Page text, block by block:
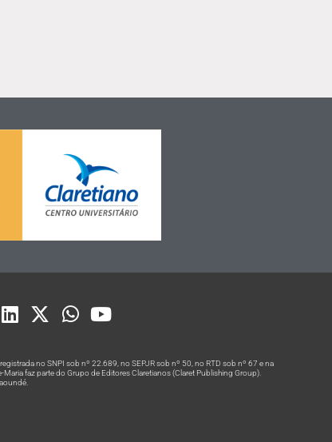
no SNPI sob nº 22.689, no SEPJR sob nº 50, no RTD sob nº 67 e na
faz parte do Grupo de Editores Claretianos (Claret Publishing Group).